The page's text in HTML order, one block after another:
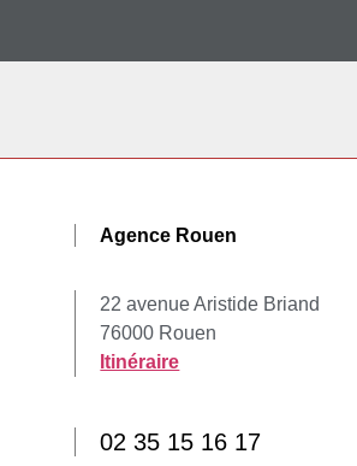
Agence Rouen
22 avenue Aristide Briand
76000 Rouen
Itinéraire
02 35 15 16 17